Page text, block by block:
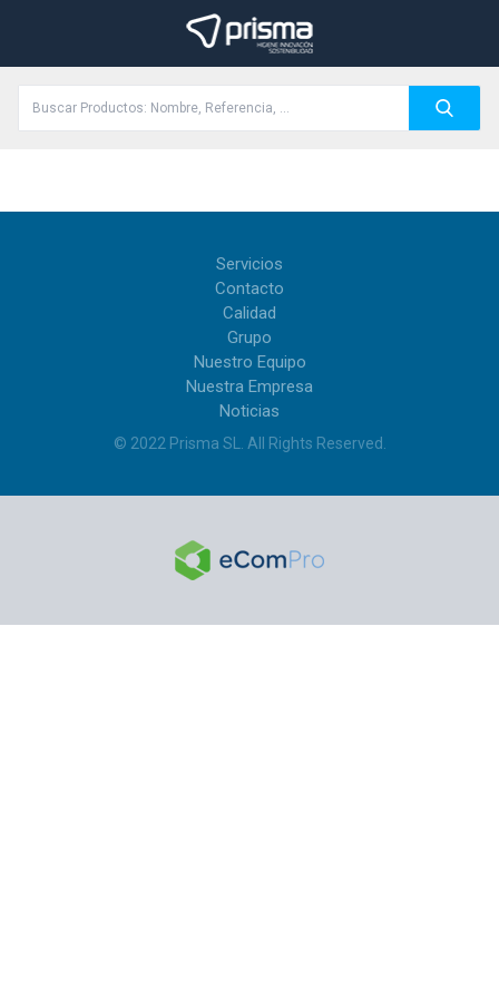
Servicios
Contacto
Calidad
Grupo
Nuestro Equipo
Nuestra Empresa
Noticias
© 2022 Prisma SL All Rights Reserved